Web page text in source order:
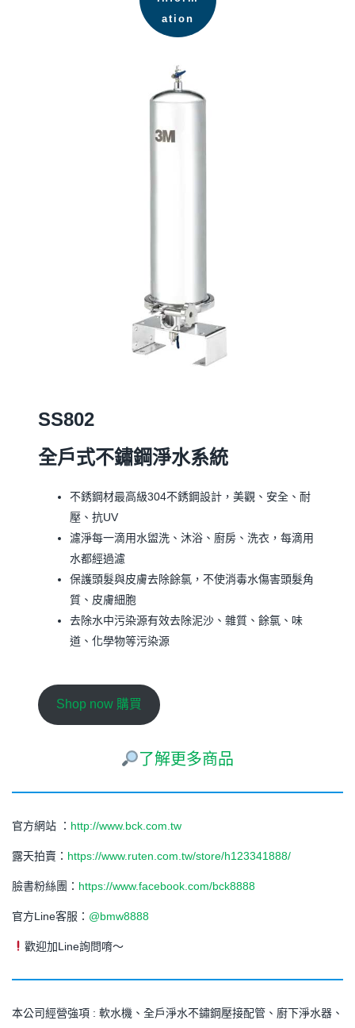
ation
SS802
全戶式不鏽鋼淨水系統
不銹鋼材最高級304不銹鋼設計，美觀、安全、耐
壓、抗UV
濾淨每一滴用水盥洗、沐浴、廚房、洗衣，每滴用
水都經過濾
保護頭髮與皮膚去除餘氯，不使消毒水傷害頭髮角
質、皮膚細胞
去除水中污染源有效去除泥沙、雜質、餘氯、味
道、化學物等污染源
Shop now 購買
了解更多商品
官方網站 ： http://www.bck.com.tw
露天拍賣： https://www.ruten.com.tw/store/h123341888/
臉書粉絲團： https://www.facebook.com/bck8888
官方Line客服： @bmw8888
歡迎加Line詢問唷～
本公司經營強項 : 軟水機、全戶淨水不鏽鋼壓接配管、廚下淨水器、